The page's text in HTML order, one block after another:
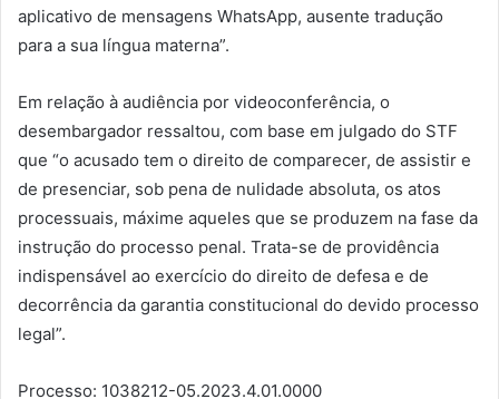
aplicativo de mensagens WhatsApp, ausente tradução
para a sua língua materna”.
Em relação à audiência por videoconferência, o
desembargador ressaltou, com base em julgado do STF
que “o acusado tem o direito de comparecer, de assistir e
de presenciar, sob pena de nulidade absoluta, os atos
processuais, máxime aqueles que se produzem na fase da
instrução do processo penal. Trata-se de providência
indispensável ao exercício do direito de defesa e de
decorrência da garantia constitucional do devido processo
legal”.
Processo: 1038212-05.2023.4.01.0000